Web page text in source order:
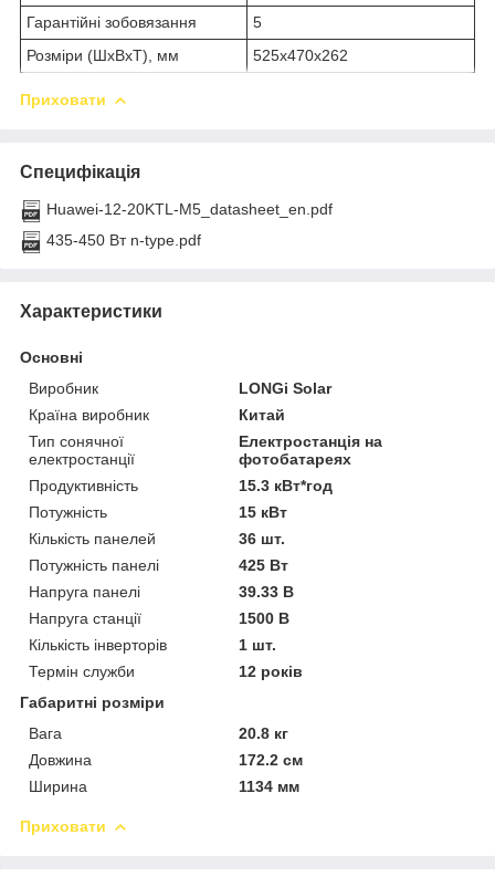
Гарантійні зобовязання
5
Розміри (ШхВхТ), мм
525x470x262
Приховати
Специфікація
Huawei-12-20KTL-M5_datasheet_en.pdf
435-450 Вт n-type.pdf
Характеристики
Основні
Виробник
LONGi Solar
Країна виробник
Китай
Тип сонячної
електростанції
Електростанція на
фотобатареях
Продуктивність
15.3 кВт*год
Потужність
15 кВт
Кількість панелей
36 шт.
Потужність панелі
425 Вт
Напруга панелі
39.33 В
Напруга станції
1500 В
Кількість інверторів
1 шт.
Термін служби
12 років
Габаритні розміри
Вага
20.8 кг
Довжина
172.2 см
Ширина
1134 мм
Приховати